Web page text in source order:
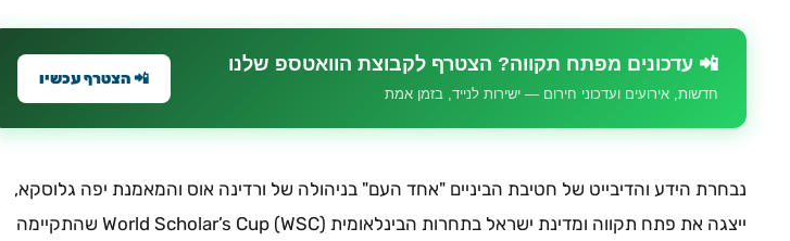
📲 עדכונים מפתח תקווה? הצטרף לקבוצת הוואטספ שלנו
חדשות, אירועים ועדכוני חירום — ישירות לנייד, בזמן אמת
📲 הצטרף עכשיו
נבחרת הידע והדיבייט של חטיבת הביניים "אחד העם" בניהולה של ורדינה אוס והמאמנת יפה גלוסקא,
ייצגה את פתח תקווה ומדינת ישראל בתחרות הבינלאומית World Scholar’s Cup (WSC) שהתקיימה